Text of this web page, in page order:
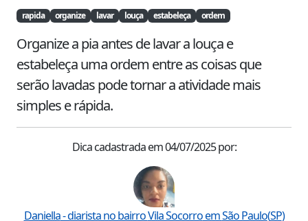
rapida organize lavar louça estabeleça ordem
Organize a pia antes de lavar a louça e
estabeleça uma ordem entre as coisas que
serão lavadas pode tornar a atividade mais
simples e rápida.
Dica cadastrada em04/07/2025por:
Daniella- diarista no bairroVila SocorroemSão Paulo(SP)